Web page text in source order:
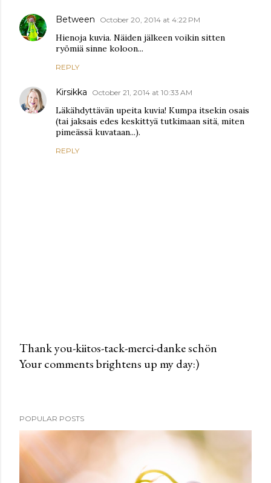
Between October 20, 2014 at 4:22 PM
Hienoja kuvia. Näiden jälkeen voikin sitten
ryömiä sinne koloon...
REPLY
Kirsikka October 21, 2014 at 10:33 AM
Läkähdyttävän upeita kuvia! Kumpa itsekin osais
(tai jaksais edes keskittyä tutkimaan sitä, miten
pimeässä kuvataan...).
REPLY
P
a
C
o
m
Thank you-kiitos-tack-merci-danke schön
Your comments brightens up my day:)
POPULAR POSTS